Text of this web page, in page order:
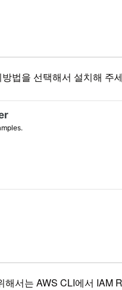
법을 선택해서 설치해 주
서는 AWS CLI에서 IAM